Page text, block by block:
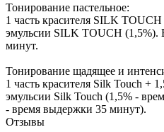
Тонирование пастельное:
1 часть красителя SILK
эмульсии SILK TOUCH (1,5%).
минут.
Тонирование щадящее и
1 часть красителя Silk Touch +
эмульсии Silk Touch (1,5% -
- время выдержки 35 минут).
Отзывы